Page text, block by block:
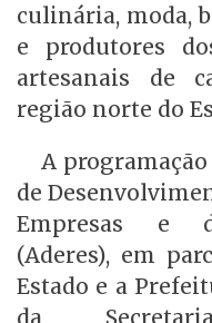
culinária, moda,
e produtores
artesanais de
região norte do
A
de
Empresas e
(Aderes), em
Estado e a
da